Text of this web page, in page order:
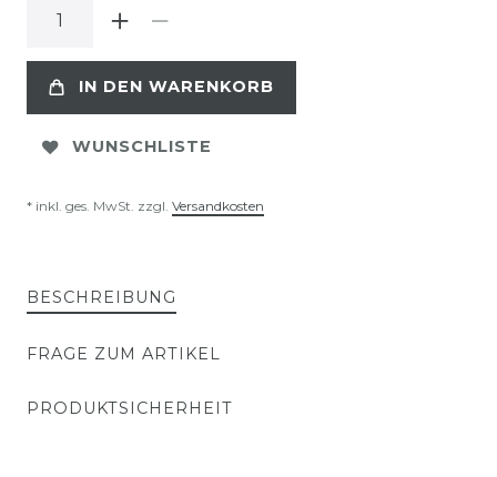
IN DEN WARENKORB
WUNSCHLISTE
* inkl. ges. MwSt. zzgl. Versandkosten
BESCHREIBUNG
FRAGE ZUM ARTIKEL
PRODUKTSICHERHEIT